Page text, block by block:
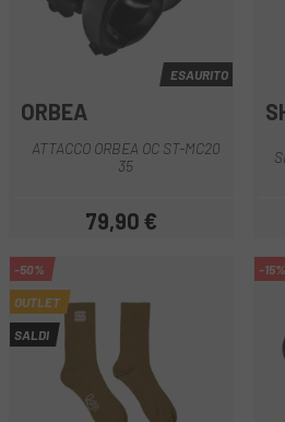
ESAURITO
ORBEA
ATTACCO ORBEA OC ST-MC20
35
Prezzo
79,90 €
-50%
OUTLET
SALDI
-15%